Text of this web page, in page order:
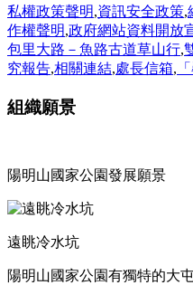
私權政策聲明,資訊安全政策,
作權聲明,政府網站資料開放
包里大路－魚路古道草山行,
究報告,相關連結,處長信箱,
組織願景
陽明山國家公園發展願景
遠眺冷水坑
陽明山國家公園有獨特的大